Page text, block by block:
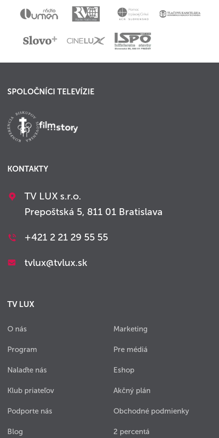
SPOLOČNÍCI TELEVÍZIE
KONTAKTY
TV LUX s.r.o.
Prepoštská 5, 811 01 Bratislava
+421 2 21 29 55 55
tvlux@tvlux.sk
TV LUX
O nás
Program
Nalaďte nás
Klub priateľov
Podporte nás
Blog
Marketing
Pre médiá
Eshop
Akčný plán
Obchodné podmienky
2 percentá